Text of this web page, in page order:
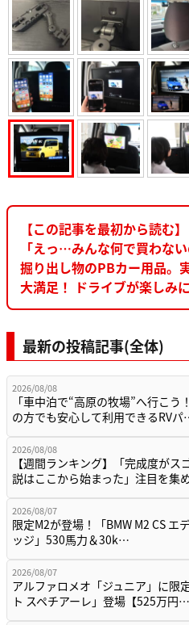
【この記事を最初から読む】
「えっ…みんな何で買わな
掘り出し物のPBカー用品。
大満足！ ドライブが楽しみ
最新の投稿記事(全体)
2026/08/08
「車中泊で“高原の牧場”へ行こう
の方でも安心して利用できるRV
2026/08/08
【週間ランキング】「完成度が
説はここから始まった」注目を集
2026/08/07
限定M2が登場！「BMW M2 CS エ
ッジ」530馬力＆30k…
2026/08/07
アルファロメオ「ジュニア」に限
ト スペチアーレ」登場【525万円…